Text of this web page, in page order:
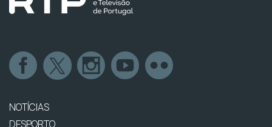
NOTÍCIAS
DESPORTO